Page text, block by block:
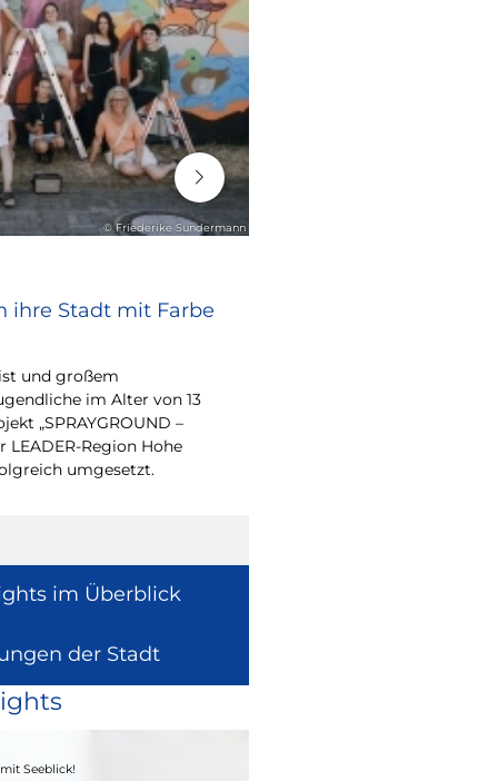
© Friederike Sundermann
ihre Stadt mit Farbe
und großem
im Alter von 13
„SPRAYGROUND –
Region Hohe
umgesetzt.
im Überblick
der Stadt
Seeblick!